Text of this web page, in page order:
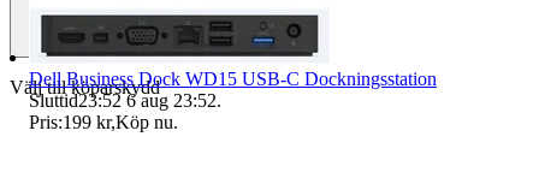
Välj till köparskydd
Dell Business Dock WD15 USB-C Dockningsstation
Sluttid23:52 6 aug 23:52.
Pris:199 kr,Köp nu.